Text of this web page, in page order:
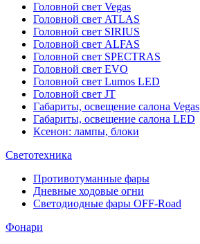
Головной свет Vegas
Головной свет ATLAS
Головной свет SIRIUS
Головной свет ALFAS
Головной свет SPECTRAS
Головной свет EVO
Головной свет Lumos LED
Головной свет JT
Габариты, освещение салона Vegas
Габариты, освещение салона LED
Ксенон: лампы, блоки
Светотехника
Противотуманные фары
Дневные ходовые огни
Светодиодные фары OFF-Road
Фонари